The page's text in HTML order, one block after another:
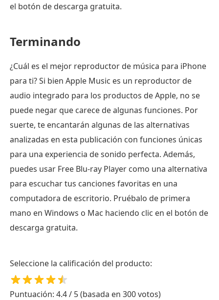
el botón de descarga gratuita.
Terminando
¿Cuál es el mejor reproductor de música para iPhone
para ti? Si bien Apple Music es un reproductor de
audio integrado para los productos de Apple, no se
puede negar que carece de algunas funciones. Por
suerte, te encantarán algunas de las alternativas
analizadas en esta publicación con funciones únicas
para una experiencia de sonido perfecta. Además,
puedes usar Free Blu-ray Player como una alternativa
para escuchar tus canciones favoritas en una
computadora de escritorio. Pruébalo de primera
mano en Windows o Mac haciendo clic en el botón de
descarga gratuita.
Seleccione la calificación del producto:
Puntuación: 4.4 / 5 (basada en 300 votos)